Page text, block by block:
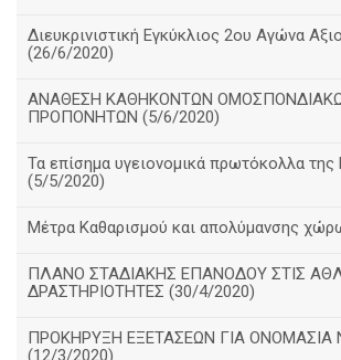
Διευκρινιστική Εγκύκλιος 2ου Αγώνα
(26/6/2020)
ΑΝΑΘΕΣΗ ΚΑΘΗΚΟΝΤΩΝ
ΠΡΟΠΟΝΗΤΩΝ (5/6/2020)
Τα επίσημα υγειονομικά πρωτόκολλα
(5/5/2020)
Μέτρα Καθαρισμού και απολύμανσης
ΠΛΑΝΟ ΣΤΑΔΙΑΚΗΣ ΕΠΑΝΟΔΟΥ ΣΤΙΣ
ΔΡΑΣΤΗΡΙΟΤΗΤΕΣ (30/4/2020)
ΠΡΟΚΗΡΥΞΗ ΕΞΕΤΑΣΕΩΝ ΓΙΑ ΟΝΟΜΑΣΙΑ
(12/3/2020)